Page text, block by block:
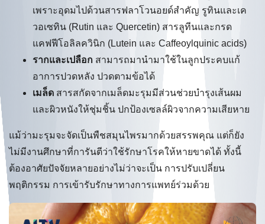
เพราะอุดมไปด้วนสารฟลาโวนอยด์สำคัญ รูทินและเค
วอเซทิน (Rutin และ Quercetin) สารลูทีนและกรด
แคฟฟีโอลิลควินิก (Lutein และ Caffeoylquinic acids)
รากและเปลือก สามารถมานำมาใช้ในลูกประคบแก้
อาการปวดหลัง ปวดตามข้อได้
เมล็ด สารสกัดจากเมล็ดมะรุมมีส่วนช่วยบำรุงเส้นผม
และผิวหนังให้ชุ่มชิ้น ปกป้องเซลล์ผิวจากความเสียหาย
แม้ว่ามะรุมจะจัดเป็นพืชสมุนไพรมากด้วยสรรพคุณ แต่ก็ยัง
ไม่มีงานศึกษาที่การันตีว่าใช้รักษาโรคให้หายขาดได้ ทั้งนี้
ต้องอาศัยปัจจัยหลายอย่างไม่ว่าจะเป็น การปรับเปลี่ยน
พฤติกรรม การเข้ารับรักษาทางการแพทย์ร่วมด้วย